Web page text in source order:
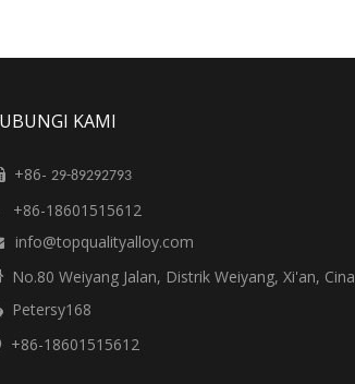
KAMI
+86- 29-89292793
+86-18601515612
info@topqualityalloy.com
No.80 Weiyang Jalan, Distrik Weiyang, Xi'an, Cina
Petersy168
+86-18601515612